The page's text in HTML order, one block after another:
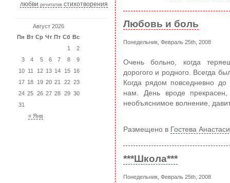
любви речитатив стихотворения
Август 2026
Пн Вт Ср Чт Пт Сб Вс
« Янв
1
2
3
4 5 6 7 8
9
10 11 12 13 14 15 16
17 18 19 20 21 22 23
24 25 26 27 28 29 30
31
Любовь и боль
Понедельник, Февраль 25th, 2008
Очень больно, когда
дорогого и родного. Всегда
Когда рядом повседневно
нам. День вроде
необъяснимое волнение,
Размещено в Гостева
***Школа***
Понедельник, Февраль 25th, 2008